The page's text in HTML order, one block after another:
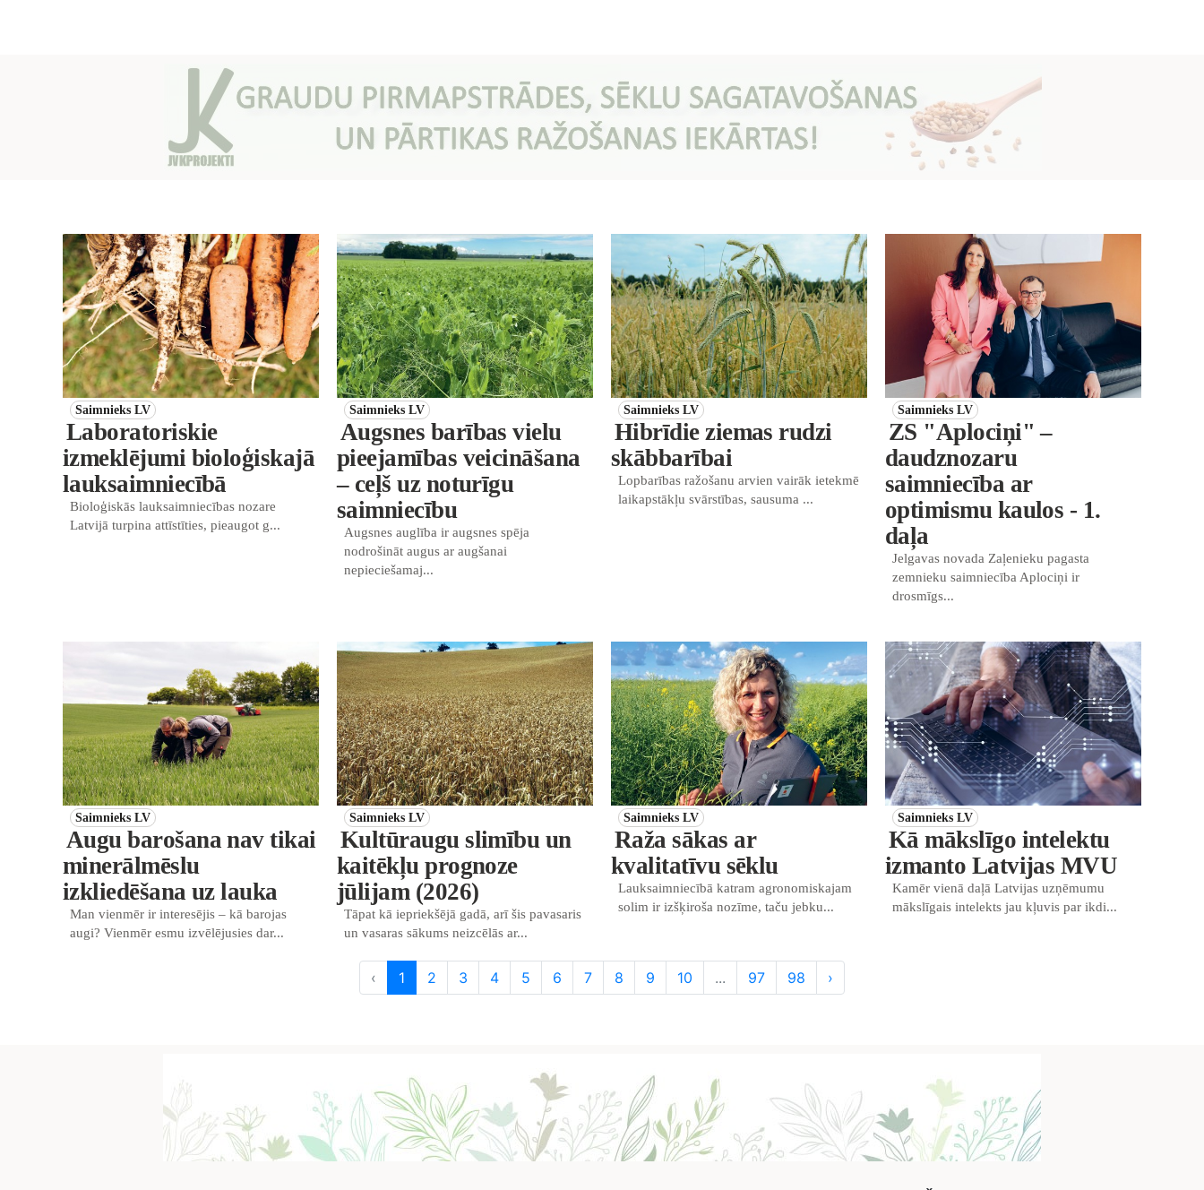
Saimnieks LV
Laboratoriskie
izmeklējumi bioloģiskajā
lauksaimniecībā
Bioloģiskās lauksaimniecības nozare
Latvijā turpina attīstīties, pieaugot g...
Saimnieks LV
Augsnes barības vielu
pieejamības veicināšana
– ceļš uz noturīgu
saimniecību
Augsnes auglība ir augsnes spēja
nodrošināt augus ar augšanai
nepieciešamaj...
Saimnieks LV
Hibrīdie ziemas rudzi
skābbarībai
Lopbarības ražošanu arvien vairāk ietekmē
laikapstākļu svārstības, sausuma ...
Saimnieks LV
ZS "Aplociņi" –
daudznozaru
saimniecība ar
optimismu kaulos - 1.
daļa
Jelgavas novada Zaļenieku pagasta
zemnieku saimniecība Aplociņi ir
drosmīgs...
Saimnieks LV
Augu barošana nav tikai
minerālmēslu
izkliedēšana uz lauka
Man vienmēr ir interesējis – kā barojas
augi? Vienmēr esmu izvēlējusies dar...
Saimnieks LV
Kultūraugu slimību un
kaitēkļu prognoze
jūlijam (2026)
Tāpat kā iepriekšējā gadā, arī šis pavasaris
un vasaras sākums neizcēlās ar...
Saimnieks LV
Raža sākas ar
kvalitatīvu sēklu
Lauksaimniecībā katram agronomiskajam
solim ir izšķiroša nozīme, taču jebku...
Saimnieks LV
Kā mākslīgo intelektu
izmanto Latvijas MVU
Kamēr vienā daļā Latvijas uzņēmumu
mākslīgais intelekts jau kļuvis par ikdi...
‹ 1 2 3 4 5 6 7 8 9 10 ... 97 98 ›